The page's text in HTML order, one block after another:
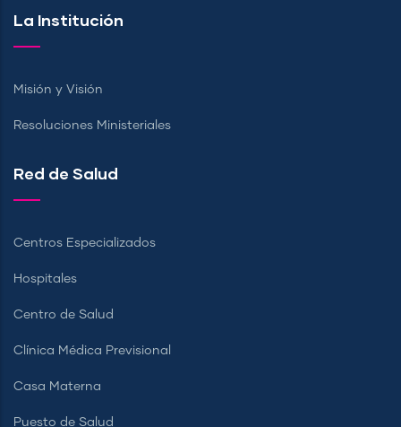
La Institución
Misión y Visión
Resoluciones Ministeriales
Red de Salud
Centros Especializados
Hospitales
Centro de Salud
Clínica Médica Previsional
Casa Materna
Puesto de Salud